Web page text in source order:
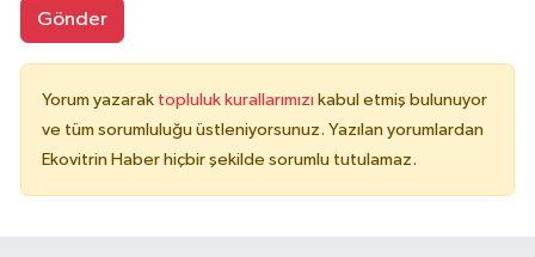
Gönder
Yorum yazarak topluluk kurallarımızı kabul etmiş bulunuyor
ve tüm sorumluluğu üstleniyorsunuz. Yazılan yorumlardan
Ekovitrin Haber hiçbir şekilde sorumlu tutulamaz.